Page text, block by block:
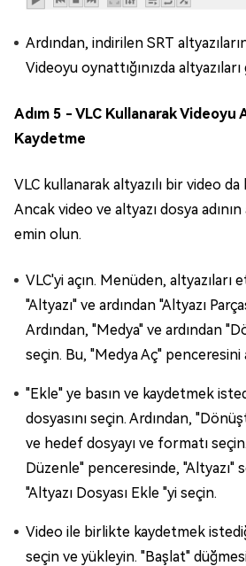
Ardından, indirilen SRT
Videoyu oynattığınızda
Adım 5 - VLC Kullanarak Videoyu
Kaydetme
VLC kullanarak altyazılı bir video
Ancak video ve altyazı dosya
emin olun.
VLC'yi açın. Menüden,
"Altyazı" ve ardından "Altyazı
Ardından, "Medya" ve ardından
seçin. Bu, "Medya Aç" penceresini
"Ekle" ye basın ve kaydetmek
dosyasını seçin. Ardından,
ve hedef dosyayı ve formatı
Düzenle" penceresinde, "Altyazı"
"Altyazı Dosyası Ekle "yi seçin.
Video ile birlikte kaydetmek
seçin ve yükleyin. "Başlat"